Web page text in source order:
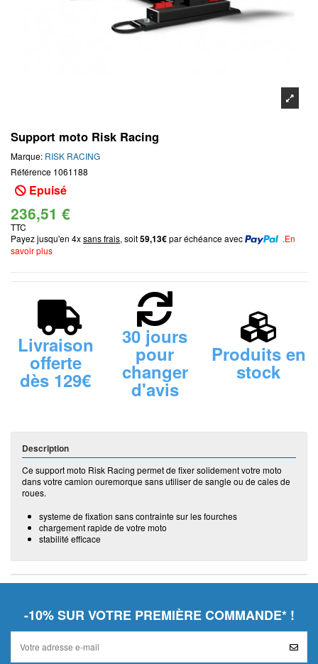
Support moto Risk Racing
Marque: RISK RACING
Référence 1061188
Epuisé
236,51 €
TTC
Payez jusqu'en 4xsans frais, soit59,13€par échéance avec
.En
savoir plus
Livraison
offerte
dès 129€
30 jours
pour
changer
d'avis
Produits en
stock
Description
Ce support moto Risk Racing permet de fixer solidement votre moto
dans votre camion ouremorque sans utiliser de sangle ou de cales de
roues.
systeme de fixation sans contrainte sur les fourches
chargement rapide de votre moto
stabilité efficace
-10% SUR VOTRE PREMIÈRE COMMANDE* !